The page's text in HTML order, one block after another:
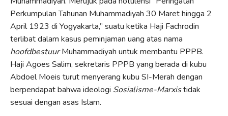
Perkumpulan Tahunan Muhammadiyah 30 Maret hingga 2
April 1923 di Yogyakarta,” suatu ketika Haji Fachrodin
terlibat dalam kasus peminjaman uang atas nama
hoofdbestuurMuhammadiyah untuk membantu PPPB.
Haji Agoes Salim, sekretaris PPPB yang berada di kubu
Abdoel Moeis turut menyerang kubu SI-Merah dengan
berpendapat bahwa ideologi Sosialisme-Marxistidak
sesuai dengan asas Islam.